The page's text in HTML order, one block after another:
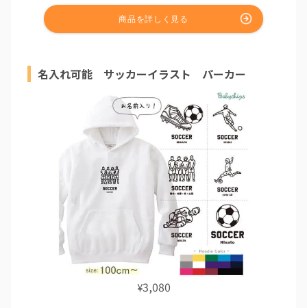
名入れ可能 サッカーイラスト パーカー
¥3,080